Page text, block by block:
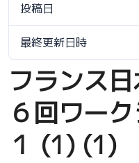
投稿日
最終更新日時
フランス
６回ワー
１ (1) (1)